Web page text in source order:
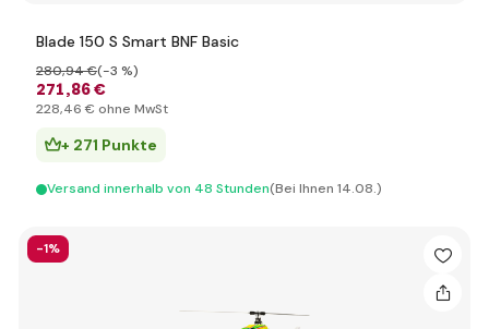
Blade 150 S Smart BNF Basic
271,86 €
280,94 €(-3 %)
228,46 € ohne MwSt
+ 271 Punkte
Versand innerhalb von 48 Stunden(Bei Ihnen 14.08.)
-1%